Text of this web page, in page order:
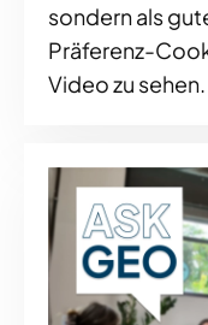
sondern als
Präferenz-
Video zu